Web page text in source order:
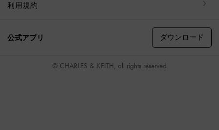
利用規約
公式アプリ ダウンロード
© CHARLES & KEITH, all rights reserved